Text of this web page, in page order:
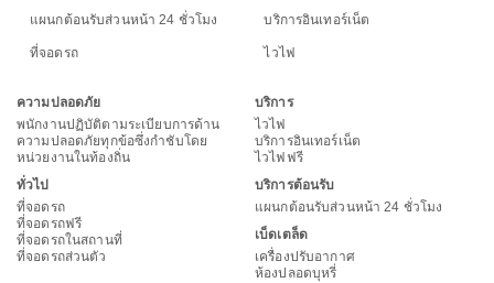
แผนกต้อนรับส่วนหน้า 24 ชั่วโมง บริการอินเทอร์เน็ต
ที่จอดรถ ไวไฟ
ความปลอดภัย
พนักงานปฏิบัติตามระเบียบการด้าน
ความปลอดภัยทุกข้อซึ่งกำชับโดย
หน่วยงานในท้องถิ่น
ทั่วไป
ที่จอดรถ
ที่จอดรถฟรี
ที่จอดรถในสถานที่
ที่จอดรถส่วนตัว
บริการ
ไวไฟ
บริการอินเทอร์เน็ต
ไวไฟฟรี
บริการต้อนรับ
แผนกต้อนรับส่วนหน้า 24 ชั่วโมง
เบ็ดเตล็ด
เครื่องปรับอากาศ
ห้องปลอดบุหรี่